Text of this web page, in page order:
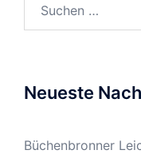
nach:
Neueste
Büchenbronner